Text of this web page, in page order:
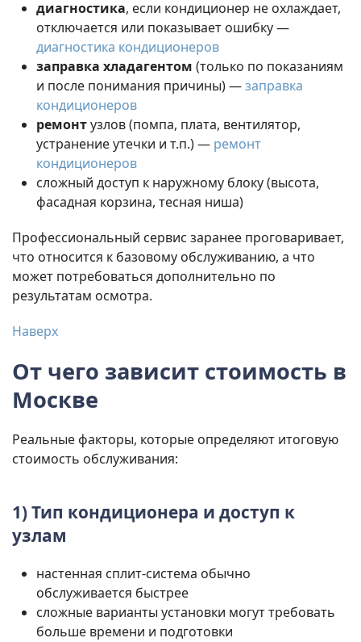
диагностика, если кондиционер не охлаждает,
отключается или показывает ошибку —
диагностика кондиционеров
заправка хладагентом (только по показаниям
и после понимания причины) —заправка
кондиционеров
ремонтузлов (помпа, плата, вентилятор,
устранение утечки и т.п.) — ремонт
кондиционеров
сложный доступ к наружному блоку (высота,
фасадная корзина, тесная ниша)
Профессиональный сервис заранее проговаривает,
что относится к базовому обслуживанию, а что
может потребоваться дополнительно по
результатам осмотра.
Наверх
От чего зависит стоимость в
Москве
Реальные факторы, которые определяют итоговую
стоимость обслуживания:
1) Тип кондиционера и доступ к
узлам
настенная сплит-система обычно
обслуживается быстрее
сложные варианты установки могут требовать
больше времени и подготовки